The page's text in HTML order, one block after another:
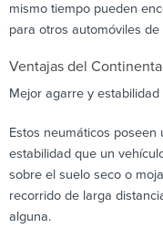
mismo tiempo pueden
para otros automóviles
Ventajas del
Mejor agarre y estabilidad
Estos neumáticos
estabilidad que un
sobre el suelo seco o
recorrido de larga
alguna.